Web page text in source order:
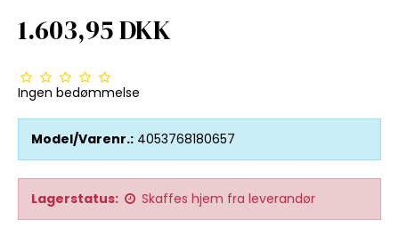
1.603,95 DKK
Ingen bedømmelse
Model/Varenr.: 4053768180657
Lagerstatus: Skaffes hjem fra leverandør